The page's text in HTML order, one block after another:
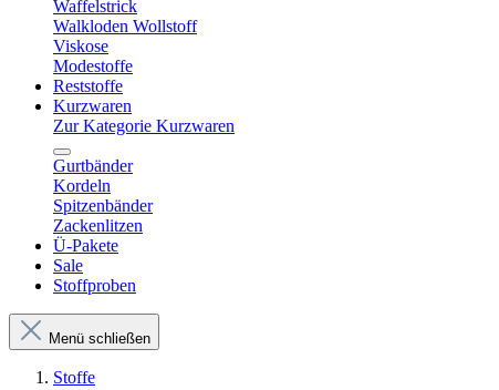
Waffelstrick
Walkloden Wollstoff
Viskose
Modestoffe
Reststoffe
Kurzwaren
Zur Kategorie Kurzwaren
Gurtbänder
Kordeln
Spitzenbänder
Zackenlitzen
Ü-Pakete
Sale
Stoffproben
Menü schließen
Stoffe